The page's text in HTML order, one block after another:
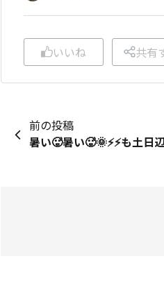
いいね 共有
前の投稿